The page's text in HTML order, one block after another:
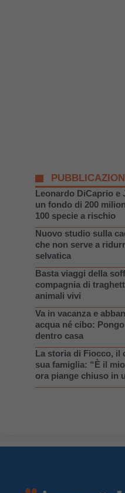
Leonardo DiCaprio e
un fondo di 200
100 specie a rischio
Nuovo studio sulla
che non serve a
selvatica
Basta viaggi della
compagnia di
animali vivi
Va in vacanza e
acqua né cibo:
dentro casa
La storia di Fiocco, il
sua famiglia: “È il
ora piange chiuso in